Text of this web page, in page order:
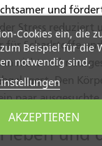
und
Stress reduziert
für Schadstoffe
nicht mehr
Den
paar
leben und
Cookies ein, die
Beispiel für die
notwendig sind.
AKZEPTIEREN